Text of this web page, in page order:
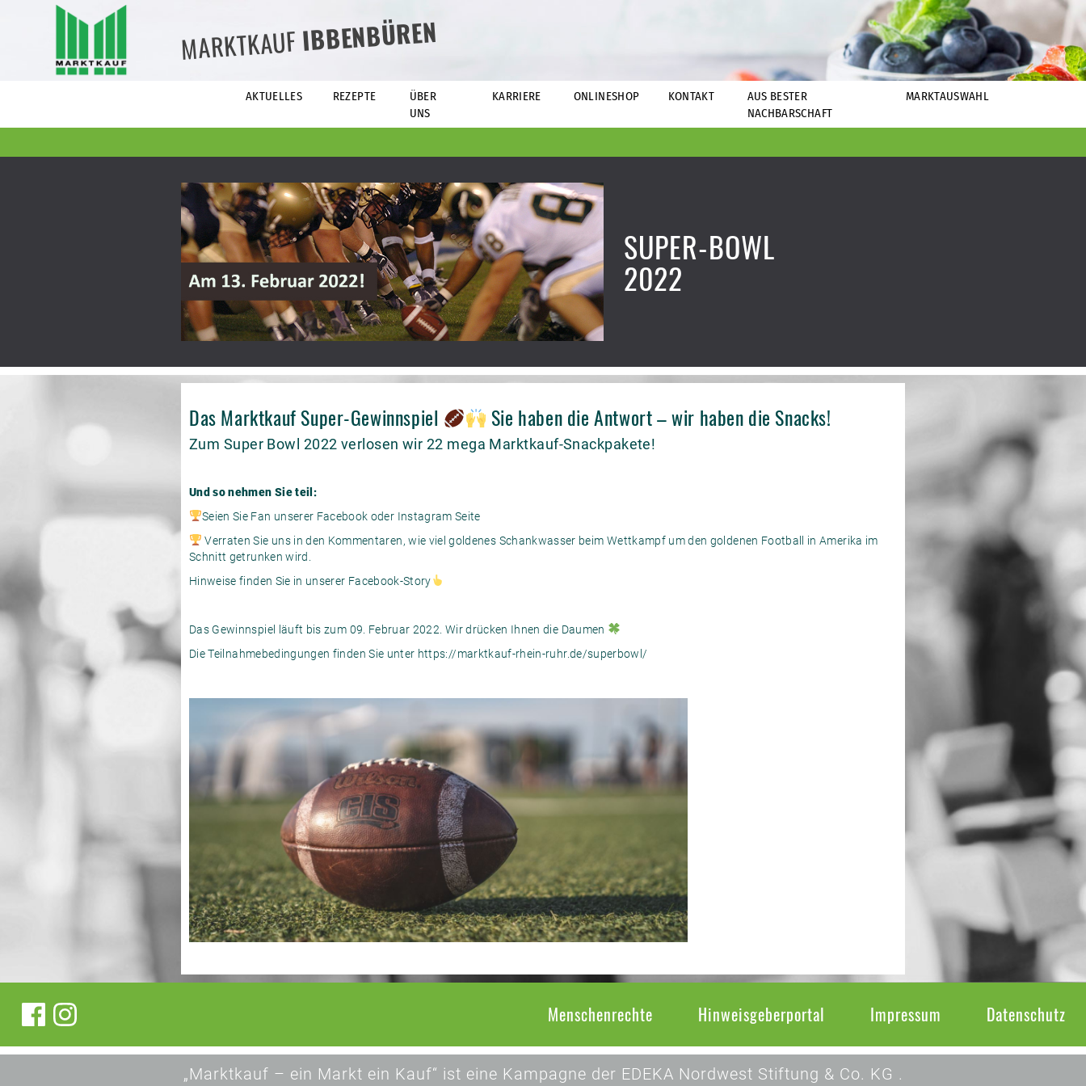
MARKTKAUFIBBENBÜREN
AKTUELLES REZEPTE
ÜBER
UNS
KARRIERE ONLINESHOP KONTAKT
AUS BESTER
NACHBARSCHAFT
MARKTAUSWAHL
SUPER-BOWL
2022
Das Marktkauf Super-Gewinnspiel Sie haben die Antwort – wir haben die Snacks!
Zum Super Bowl 2022 verlosen wir 22 mega Marktkauf-Snackpakete!
Und so nehmen Sie teil:
Seien Sie Fan unserer Facebook oder Instagram Seite
Verraten Sie uns in den Kommentaren, wie viel goldenes Schankwasser beim Wettkampf um den goldenen Football in Amerika im
Schnitt getrunken wird.
Hinweise finden Sie in unserer Facebook-Story
Das Gewinnspiel läuft bis zum 09. Februar 2022. Wir drücken Ihnen die Daumen
Die Teilnahmebedingungen finden Sie unter https://marktkauf-rhein-ruhr.de/superbowl/
Menschenrechte Hinweisgeberportal Impressum Datenschutz
„Marktkauf – ein Markt ein Kauf“ ist eine Kampagne der EDEKA Nordwest Stiftung & Co. KG .